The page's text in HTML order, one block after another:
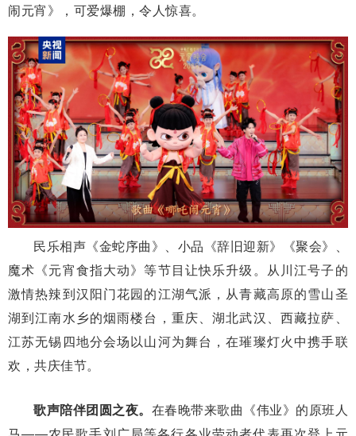
闹元宵》，可爱爆棚，令人惊喜。
民乐相声《金蛇序曲》、小品《辞旧迎新》《聚会》、
魔术《元宵食指大动》等节目让快乐升级。从川江号子的
激情热辣到汉阳门花园的江湖气派，从青藏高原的雪山圣
湖到江南水乡的烟雨楼台，重庆、湖北武汉、西藏拉萨、
江苏无锡四地分会场以山河为舞台，在璀璨灯火中携手联
欢，共庆佳节。
歌声陪伴团圆之夜。 在春晚带来歌曲《伟业》的原班人